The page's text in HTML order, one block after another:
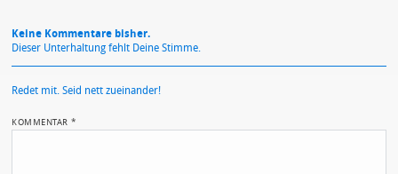
Keine Kommentare bisher.
Dieser Unterhaltung fehlt Deine Stimme.
Redet mit. Seid nett zueinander!
KOMMENTAR*